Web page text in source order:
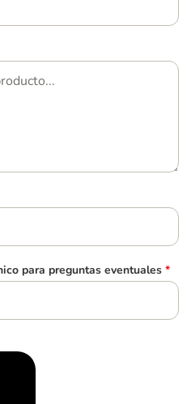
para preguntas eventuales *